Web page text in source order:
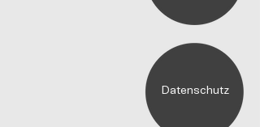
Datenschutz